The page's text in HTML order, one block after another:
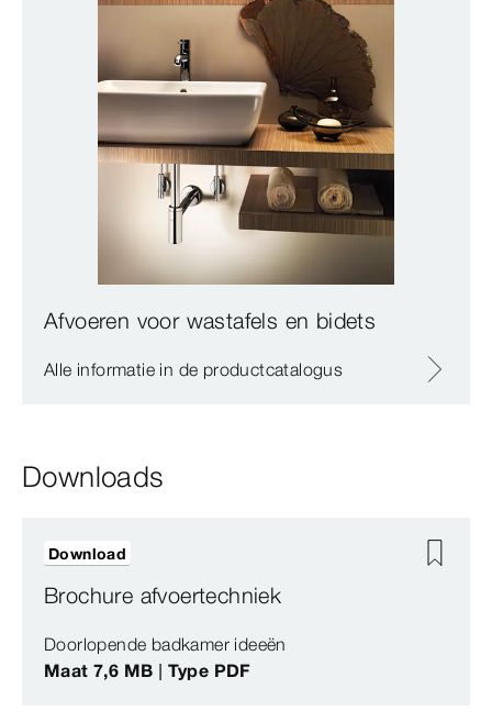
Afvoeren voor wastafels en bidets
Alle informatie in de productcatalogus
Downloads
Brochure afvoertechniek
Doorlopende badkamer ideeën
Maat 7,6 MB | Type PDF
Download